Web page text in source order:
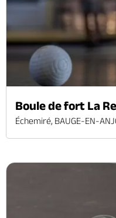
Boule de fort La
Échemiré, BAUGE-EN-